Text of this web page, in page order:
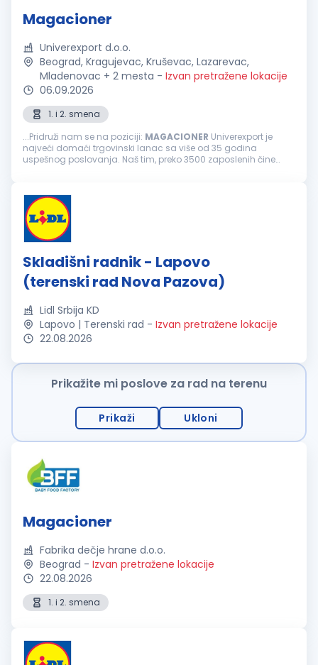
Magacioner
Univerexport d.o.o.
Beograd, Kragujevac, Kruševac, Lazarevac,
Mladenovac + 2 mesta - Izvan pretražene lokacije
06.09.2026
1. i 2. smena
...Pridruži nam se na poziciji: MAGACIONER Univerexport je
najveći domaći trgovinski lanac sa više od 35 godina
uspešnog poslovanja. Naš tim, preko 3500 zaposlenih čine
Skladišni radnik - Lapovo
(terenski rad Nova Pazova)
Lidl Srbija KD
Lapovo | Terenski rad - Izvan pretražene lokacije
22.08.2026
Prikažite mi poslove za rad na terenu
Prikaži Ukloni
Magacioner
Fabrika dečje hrane d.o.o.
Beograd - Izvan pretražene lokacije
22.08.2026
1. i 2. smena